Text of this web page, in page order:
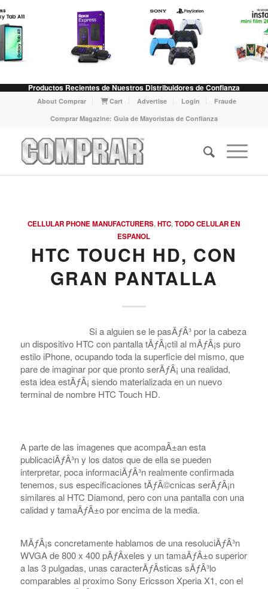
Productos Recientes de Nuestros Distribuidores de Confianza
About Comprar Cart Advertise Login
Fraude
Comprar Magazine: Guia de Mayoristas de Confianza
CELLULAR PHONE MANUFACTURERS,HTC,TODO CELULAR EN
ESPANOL
HTC TOUCH HD, CON
GRAN PANTALLA
Si a alguien se le pasÃƒÂ³ por la cabeza
un dispositivo HTC con pantalla tÃƒÂ¡ctil al mÃƒÂ¡s puro
estilo iPhone, ocupando toda la superficie del mismo, que
pare de imaginar por que pronto serÃƒÂ¡ una realidad,
esta idea estÃƒÂ¡ siendo materializada en un nuevo
terminal de nombre HTC Touch HD.
A parte de las imagenes que acompaÂ±an esta
publicaciÃƒÂ³n y los datos que de ella se pueden
interpretar, poca informaciÃƒÂ³n realmente confirmada
tenemos, sus especificaciones tÃƒÂ©cnicas serÃƒÂ¡n
similares al HTC Diamond, pero con una pantalla con una
calidad y tamaÃƒÂ±o por encima de la media.
MÃƒÂ¡s concretamente hablamos de una resoluciÃƒÂ³n
WVGA de 800 x 400 pÃƒÂ­xeles y un tamaÃƒÂ±o superior
a las 3 pulgadas, unas caracterÃƒÂ­sticas sÃƒÂ³lo
comparables al proximo Sony Ericsson Xperia X1, con el